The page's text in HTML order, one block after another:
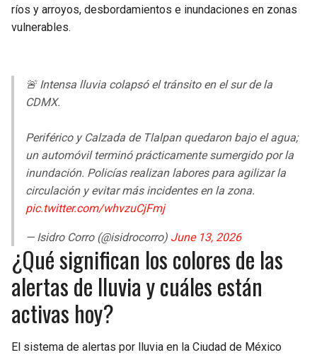
ríos y arroyos, desbordamientos e inundaciones en zonas
vulnerables.
🚨 Intensa lluvia colapsó el tránsito en el sur de la
CDMX.
Periférico y Calzada de Tlalpan quedaron bajo el agua;
un automóvil terminó prácticamente sumergido por la
inundación. Policías realizan labores para agilizar la
circulación y evitar más incidentes en la zona.
pic.twitter.com/whvzuCjFmj
— Isidro Corro (@isidrocorro) June 13, 2026
¿Qué significan los colores de las
alertas de lluvia y cuáles están
activas hoy?
El sistema de alertas por lluvia en la Ciudad de México